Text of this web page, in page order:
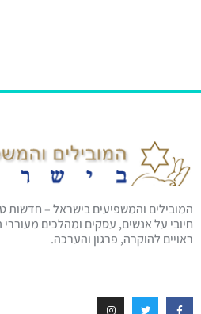
המובילים והמשפיעים בישראל – חדשות
חיובי על אנשים, עסקים ומהלכים
ראויים להוקרה, פרגון והערכה.